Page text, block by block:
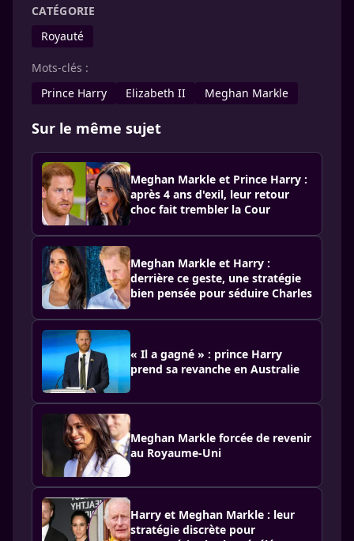
CATÉGORIE
Royauté
Mots-clés :
Prince Harry
Elizabeth II Meghan Markle
Sur le même sujet
Meghan Markle et Prince Harry :
après 4 ans d'exil, leur retour
choc fait trembler la Cour
Meghan Markle et Harry :
derrière ce geste, une stratégie
bien pensée pour séduire Charles
« Il a gagné » : prince Harry
prend sa revanche en Australie
Meghan Markle forcée de revenir
au Royaume-Uni
Harry et Meghan Markle : leur
stratégie discrète pour